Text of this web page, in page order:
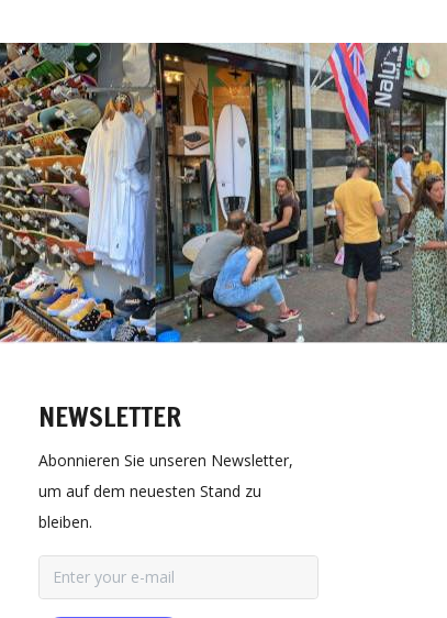
NEWSLETTER
Abonnieren Sie unseren Newsletter,
um auf dem neuesten Stand zu
bleiben.